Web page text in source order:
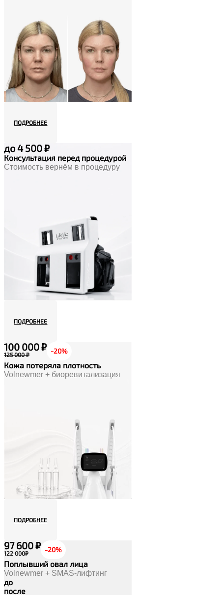
ПОДРОБНЕЕ
до 4 500 ₽
Консультация перед процедурой
Стоимость вернём в процедуру
ПОДРОБНЕЕ
100 000 ₽
125 000 ₽ -20%
Кожа потеряла плотность
Volnewmer + биоревитализация
ПОДРОБНЕЕ
97 600 ₽
122 000₽ -20%
Поплывший овал лица
Volnewmer + SMAS-лифтинг
до
после